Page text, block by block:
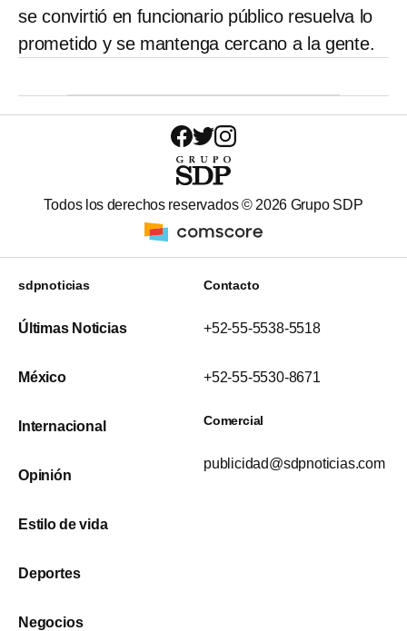
se convirtió en funcionario público resuelva lo
prometido y se mantenga cercano a la gente.
Todos los derechos reservados © 2026 Grupo SDP
sdpnoticias
Últimas Noticias
México
Internacional
Opinión
Estilo de vida
Deportes
Negocios
Contacto
+52-55-5538-5518
+52-55-5530-8671
Comercial
publicidad@sdpnoticias.com